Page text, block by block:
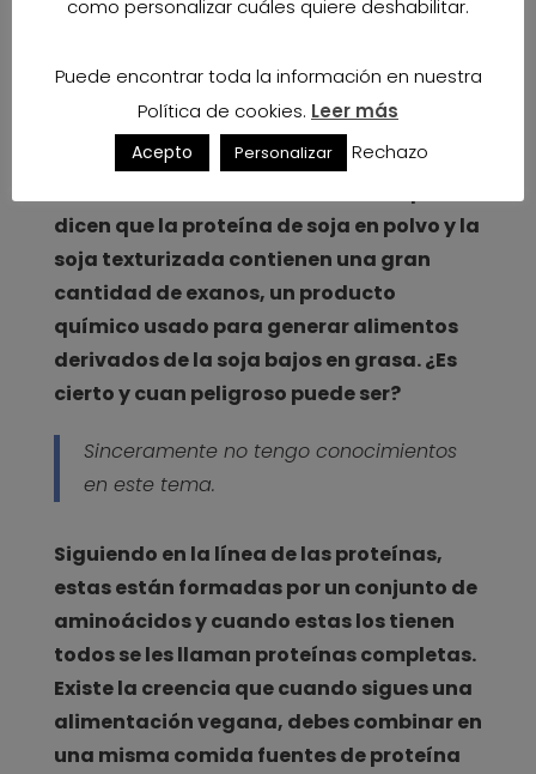
tipos de cáncer, aunque es un tema que
procuro aplicar el sentido común y
consumir soja de forma moderada.
dicen que la proteína de soja en polvo y la
soja texturizada contienen una gran
cantidad de exanos, un producto
químico usado para generar alimentos
derivados de la soja bajos en grasa. ¿Es
cierto y cuan peligroso puede ser?
Sinceramente no tengo conocimientos
en este tema.
Siguiendo en la línea de las proteínas,
estas están formadas por un conjunto de
aminoácidos y cuando estas los tienen
todos se les llaman proteínas completas.
Existe la creencia que cuando sigues una
alimentación vegana, debes combinar en
una misma comida fuentes de proteína
como personalizar cuáles quiere deshabilitar.
Puede encontrar toda la información en nuestra
Política de cookies. Leer más
Acepto Personalizar Rechazo